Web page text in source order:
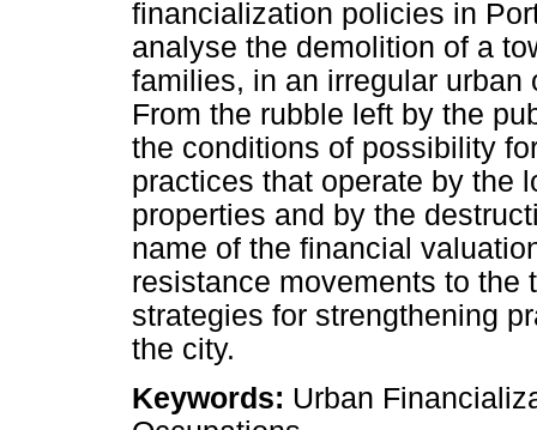
financialization policies in
analyse the demolition of a
families, in an irregular
From the rubble left by the
the conditions of possibility
practices that operate by the
properties and by the
name of the financial
resistance movements to the
strategies for strengthening
the city.
Keywords: Urban